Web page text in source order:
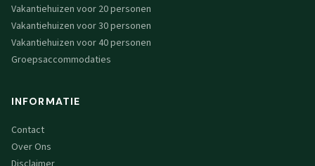
Vakantiehuizen voor 20 personen
Vakantiehuizen voor 30 personen
Vakantiehuizen voor 40 personen
Groepsaccommodaties
INFORMATIE
Contact
Over Ons